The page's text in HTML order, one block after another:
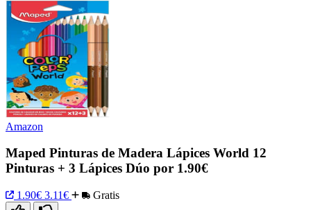
Amazon
Maped Pinturas de Madera Lápices World 12
Pinturas + 3 Lápices Dúo por 1.90€
1.90€ 3.11€ Gratis